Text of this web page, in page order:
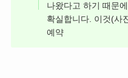
나왔다고 하기 때문
확실합니다. 이것(사
예약